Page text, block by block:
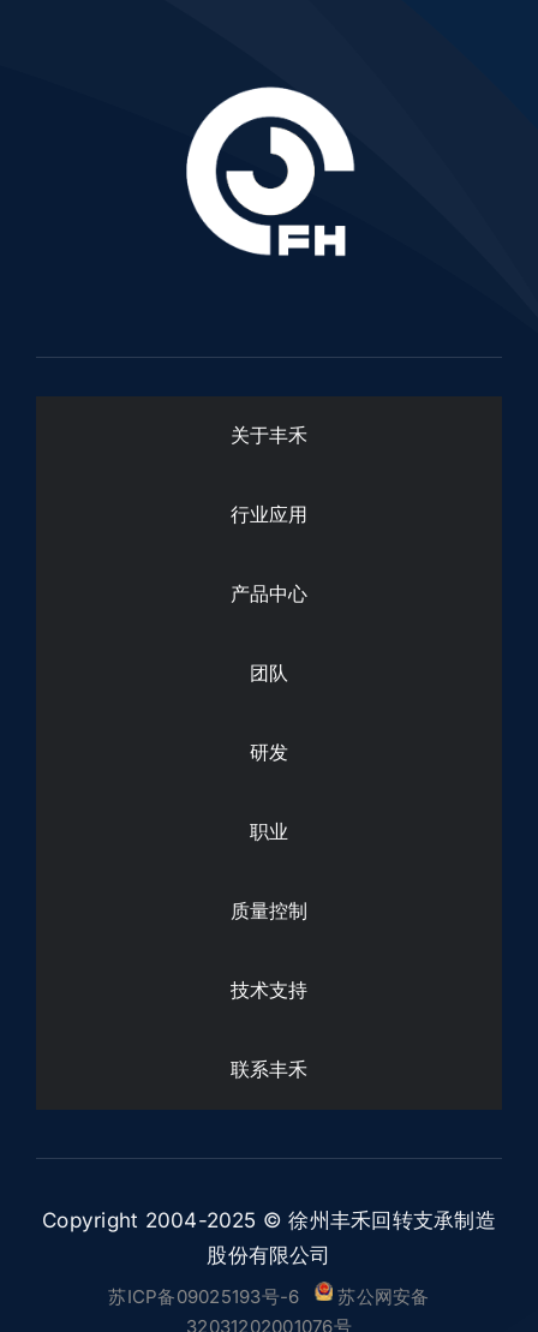
关于丰禾
行业应用
产品中心
团队
研发
职业
质量控制
技术支持
联系丰禾
Copyright 2004-2025 © 徐州丰禾回转支承制造
股份有限公司
苏ICP备09025193号-6
苏公网安备
32031202001076号